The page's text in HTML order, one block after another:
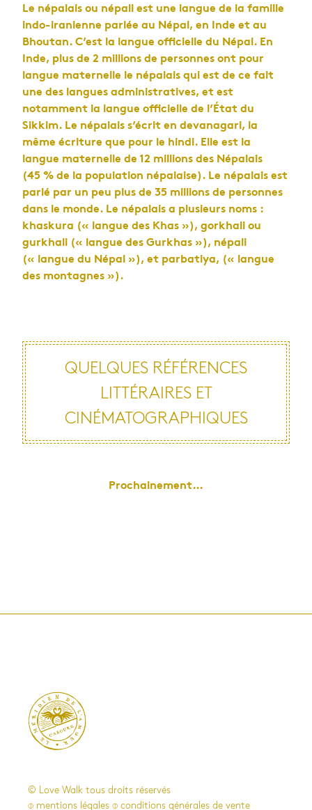
Le népalais ou népali est une langue de la famille
indo-iranienne parlée au Népal, en Inde et au
Bhoutan. C’est la langue officielle du Népal. En
Inde, plus de 2 millions de personnes ont pour
langue maternelle le népalais qui est de ce fait
une des langues administratives, et est
notamment la langue officielle de l’État du
Sikkim. Le népalais s’écrit en devanagari, la
même écriture que pour le hindi. Elle est la
langue maternelle de 12 millions des Népalais
(45 % de la population népalaise). Le népalais est
parlé par un peu plus de 35 millions de personnes
dans le monde. Le népalais a plusieurs noms :
khaskura (« langue des Khas »), gorkhali ou
gurkhali (« langue des Gurkhas »), népali
(« langue du Népal »), et parbatiya, (« langue
des montagnes »).
QUELQUES RÉFÉRENCES
LITTÉRAIRES ET
CINÉMATOGRAPHIQUES
Prochainement…

© Love Walk tous droits réservés
⌽ mentions légales ⌽ conditions générales de vente